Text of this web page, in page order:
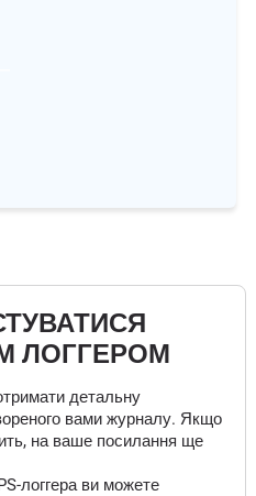
ЛОГГЕРОМ
детальну
вами журналу. Якщо
на ваше посилання ще
логгера ви можете